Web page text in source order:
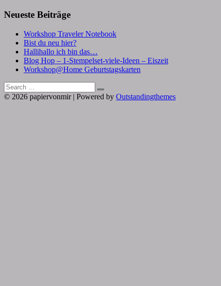
Neueste Beiträge
Workshop Traveler Notebook
Bist du neu hier?
Hallihallo ich bin das…
Blog Hop – 1-Stempelset-viele-Ideen – Eiszeit
Workshop@Home Geburtstagskarten
Search
for:
Search
© 2026 papiervonmir | Powered by Outstandingthemes